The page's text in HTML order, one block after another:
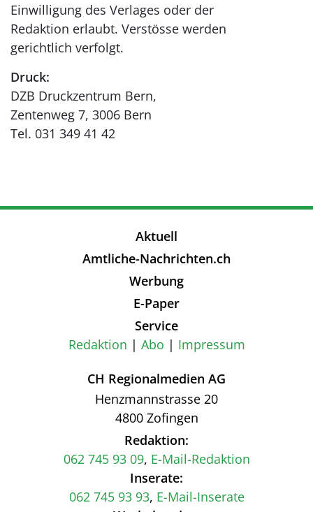
Einwilligung des Verlages oder der
Redaktion erlaubt. Verstösse werden
gerichtlich verfolgt.
Druck:
DZB Druckzentrum Bern,
Zentenweg 7, 3006 Bern
Tel. 031 349 41 42
Aktuell
Amtliche-Nachrichten.ch
Werbung
E-Paper
Service
Redaktion
Abo Impressum
CH Regionalmedien AG
Henzmannstrasse 20
4800 Zofingen
Redaktion:
062 745 93 09, E-Mail-Redaktion
Inserate:
062 745 93 93, E-Mail-Inserate